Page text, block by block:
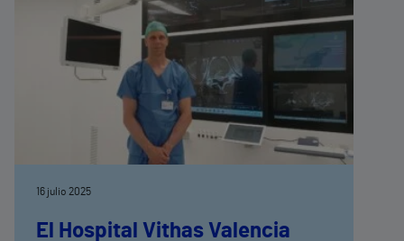
16 julio 2025
El Hospital Vithas Valencia